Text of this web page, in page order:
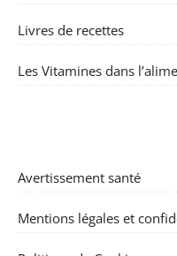
Livres de recettes
Les Vitamines dans
Avertissement santé
Mentions légales et